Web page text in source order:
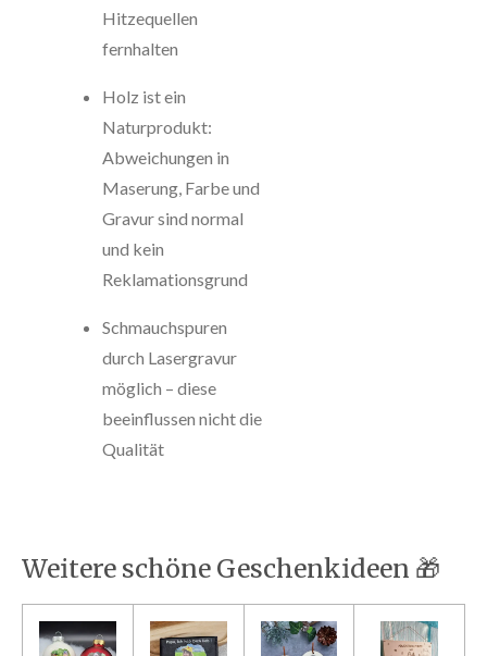
Hitzequellen
fernhalten
Holz ist ein
Naturprodukt:
Abweichungen in
Maserung, Farbe und
Gravur sind normal
und kein
Reklamationsgrund
Schmauchspuren
durch Lasergravur
möglich – diese
beeinflussen nicht die
Qualität
Weitere schöne Geschenkideen 🎁